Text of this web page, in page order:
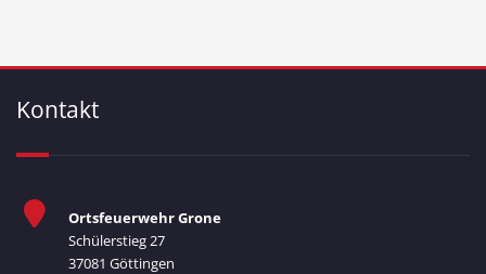
Kontakt
Ortsfeuerwehr Grone
Schülerstieg 27
37081 Göttingen